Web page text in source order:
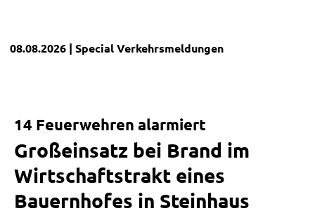
08.08.2026 | SpecialVerkehrsmeldungen
14 Feuerwehren alarmiert
Großeinsatz bei Brand im
Wirtschaftstrakt eines
Bauernhofes in Steinhaus